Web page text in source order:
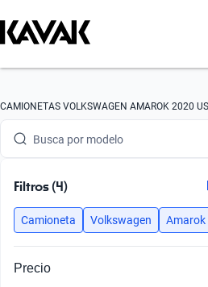
CAMIONETAS VOLKSWAGEN AMAROK 2020
Busca por marca
Busca por modelo
Busca por año
Busca por marca
Filtros (4)
Camioneta Volkswagen Amarok
Precio